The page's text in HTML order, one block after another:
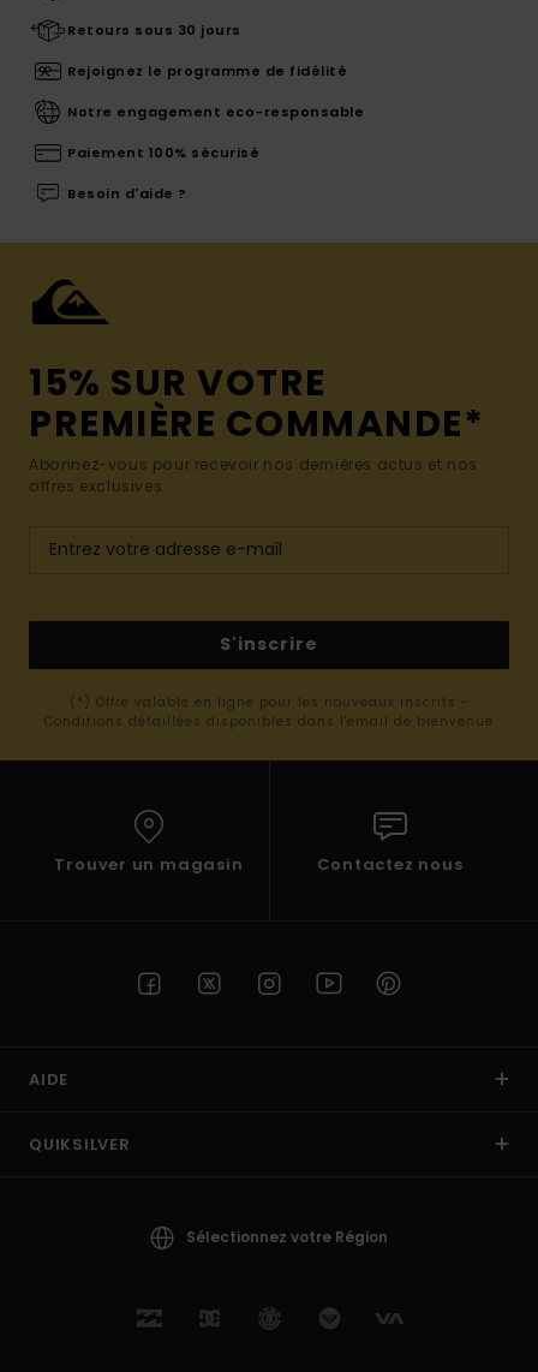
Retours sous 30 jours
Rejoignez le programme de fidélité
Notre engagement eco-responsable
Paiement 100% sécurisé
Besoin d'aide ?
15% SUR VOTRE
PREMIÈRE COMMANDE*
Abonnez-vous pour recevoir nos dernières actus et nos
offres exclusives.
S'inscrire
(*) Offre valable en ligne pour les nouveaux inscrits -
Conditions détaillées disponibles dans l'email de bienvenue
Trouver un magasin Contactez nous
AIDE
QUIKSILVER
Sélectionnez votre Région